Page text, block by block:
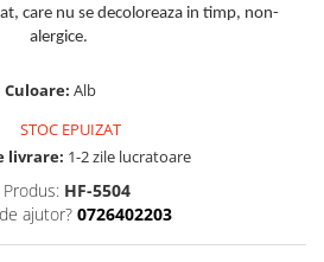
care nu se decoloreaza in timp, non-
alergice.
Culoare: Alb
STOC EPUIZAT
livrare: 1-2 zile lucratoare
HF-5504
ajutor? 0726402203